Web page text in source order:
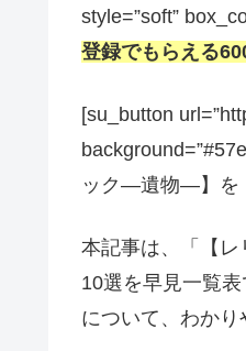
style=”soft”
登録でもらえる
[su_button
ック―遺物―】を
本記事は、「【
10選を早見一覧
について、わかり